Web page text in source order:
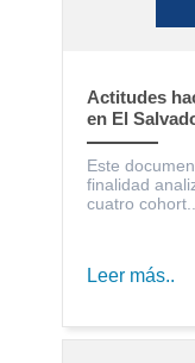
Actitudes
en El
Este
finalidad
cuatro cohort...
Leer más..